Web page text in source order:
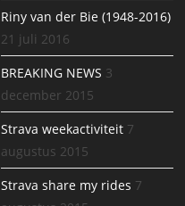
Riny van der Bie (1948-2016)
21 juli 2016
BREAKING NEWS 3
december 2015
Strava weekactiviteit 7
augustus 2015
Strava share my rides 7